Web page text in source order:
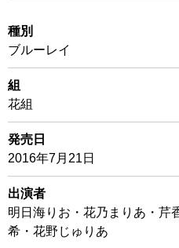
種別
ブルーレイ
組
花組
発売日
2016年7月21日
出演者
明日海りお・花乃まりあ・芹
希・花野じゅりあ